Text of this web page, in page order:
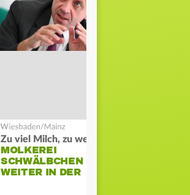
MOLKEREI
SCHWÄLBCHEN
WEITER IN DER